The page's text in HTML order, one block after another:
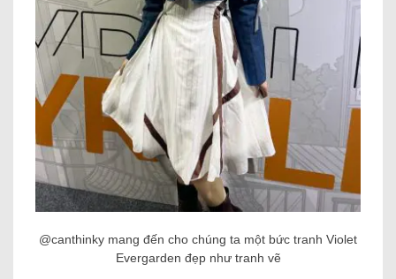
@canthinky mang đến cho chúng ta một bức tranh Violet
Evergarden đẹp như tranh vẽ